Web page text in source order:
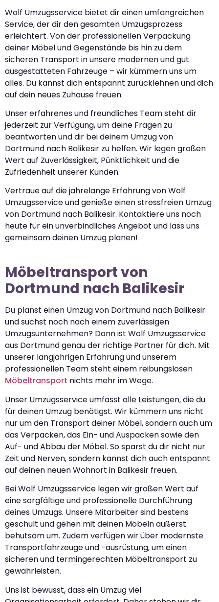
Wolf Umzugsservice bietet dir einen umfangreichen
Service, der dir den gesamten Umzugsprozess
erleichtert. Von der professionellen Verpackung
deiner Möbel und Gegenstände bis hin zu dem
sicheren Transport in unsere modernen und gut
ausgestatteten Fahrzeuge – wir kümmern uns um
alles. Du kannst dich entspannt zurücklehnen und dich
auf dein neues Zuhause freuen.
Unser erfahrenes und freundliches Team steht dir
jederzeit zur Verfügung, um deine Fragen zu
beantworten und dir bei deinem Umzug von
Dortmund nach Balikesir zu helfen. Wir legen großen
Wert auf Zuverlässigkeit, Pünktlichkeit und die
Zufriedenheit unserer Kunden.
Vertraue auf die jahrelange Erfahrung von Wolf
Umzugsservice und genieße einen stressfreien Umzug
von Dortmund nach Balikesir. Kontaktiere uns noch
heute für ein unverbindliches Angebot und lass uns
gemeinsam deinen Umzug planen!
Möbeltransport von
Dortmund nach Balikesir
Du planst einen Umzug von Dortmund nach Balikesir
und suchst noch nach einem zuverlässigen
Umzugsunternehmen? Dann ist Wolf Umzugsservice
aus Dortmund genau der richtige Partner für dich. Mit
unserer langjährigen Erfahrung und unserem
professionellen Team steht einem reibungslosen
Möbeltransport nichts mehr im Wege.
Unser Umzugsservice umfasst alle Leistungen, die du
für deinen Umzug benötigst. Wir kümmern uns nicht
nur um den Transport deiner Möbel, sondern auch um
das Verpacken, das Ein- und Auspacken sowie den
Auf- und Abbau der Möbel. So sparst du dir nicht nur
Zeit und Nerven, sondern kannst dich auch entspannt
auf deinen neuen Wohnort in Balikesir freuen.
Bei Wolf Umzugsservice legen wir großen Wert auf
eine sorgfältige und professionelle Durchführung
deines Umzugs. Unsere Mitarbeiter sind bestens
geschult und gehen mit deinen Möbeln äußerst
behutsam um. Zudem verfügen wir über modernste
Transportfahrzeuge und -ausrüstung, um einen
sicheren und termingerechten Möbeltransport zu
gewährleisten.
Uns ist bewusst, dass ein Umzug viel